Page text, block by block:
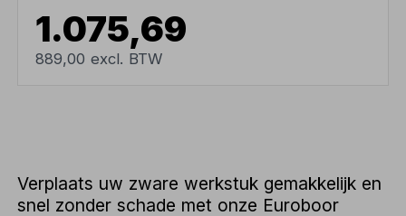
1.075,69
889,00 excl. BTW
Verplaats uw zware werkstuk gemakkelijk en
snel zonder schade met onze Euroboor